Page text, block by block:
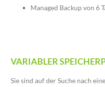
Managed Backup von 6
VARIABLER
Sie sind auf der Suche nach